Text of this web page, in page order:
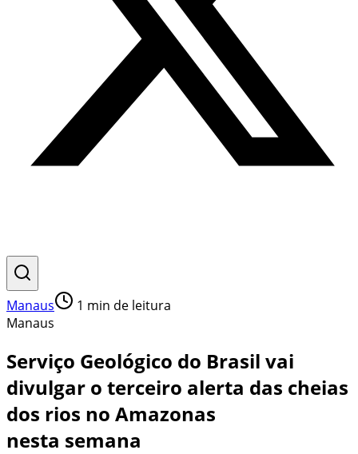
Manaus 1 min de leitura
Manaus
Serviço Geológico do Brasil vai
divulgar o terceiro alerta das cheias
dos rios no Amazonas
nesta semana